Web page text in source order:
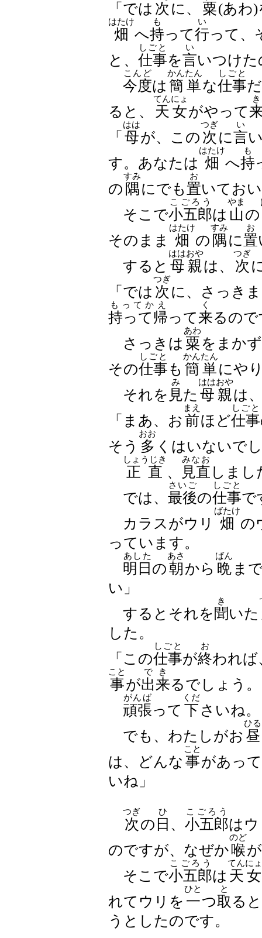
「では 次 に、 粟(あわ)
畑
はたけ
へ持
も
って行
い
って、
と、 仕事
しごと
を言
い
いつけ
今度
こんど
は 簡単
かんたん
な仕事
しごと
ると、
天女
てんにょ
がやって
き
「 母
はは
が、この 次
つぎ
に言
い
す。あなたは 畑
はたけ
へ持
も
の 隅
すみ
にでも 置
お
いてお
そこで小五郎
こごろう
は 山
やま
の
そのまま 畑
はたけ
の 隅
すみ
に置
お
すると 母親
ははおや
は、 次
つぎ
「では 次
つぎ
に、さっき
持って帰
もってかえ
って来
く
るの
さっきは 粟
あわ
をまか
その仕事
しごと
も 簡単
かんたん
にや
それを 見
み
た 母親
ははおや
は
「まあ、お前
まえ
ほど仕事
しごと
そう 多
おお
くはいないで
正直
しょうじき
、 見直
みなお
しまし
では、 最後
さいご
の仕事
しごと
で
カラスがウリ
畑
ばたけ
の
っています。
明日
あした
の朝
あさ
から 晩
ばん
ま
い」
するとそれを聞
き
いた
した。
「この仕事
しごと
が終
お
われば
事
こと
が出来
でき
るでしょう。
頑張
がんば
って 下
くだ
さいね。
でも、わたしがお 昼
ひる
は、どんな 事
こと
があっ
いね」
次
つぎ
の 日
ひ
、 小五郎
こごろう
は
のですが、なぜか 喉
のど
が
そこで小五郎
こごろう
は 天女
てんにょ
れてウリを 一
ひと
つ取
と
る
うとしたのです。